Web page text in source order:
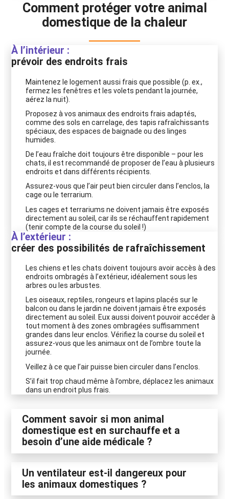
Comment protéger votre animal
domestique de la chaleur
À l’intérieur :
prévoir des endroits frais
Maintenez le logement aussi frais que possible (p. ex.,
fermez les fenêtres et les volets pendant la journée,
aérez la nuit).
Proposez à vos animaux des endroits frais adaptés,
comme des sols en carrelage, des tapis rafraîchissants
spéciaux, des espaces de baignade ou des linges
humides.
De l’eau fraîche doit toujours être disponible – pour les
chats, il est recommandé de proposer de l’eau à plusieurs
endroits et dans différents récipients.
Assurez-vous que l’air peut bien circuler dans l’enclos, la
cage ou le terrarium.
Les cages et terrariums ne doivent jamais être exposés
directement au soleil, car ils se réchauffent rapidement
(tenir compte de la course du soleil !)
À l’extérieur :
créer des possibilités de rafraîchissement
Les chiens et les chats doivent toujours avoir accès à des
endroits ombragés à l’extérieur, idéalement sous les
arbres ou les arbustes.
Les oiseaux, reptiles, rongeurs et lapins placés sur le
balcon ou dans le jardin ne doivent jamais être exposés
directement au soleil. Eux aussi doivent pouvoir accéder à
tout moment à des zones ombragées suffisamment
grandes dans leur enclos. Vérifiez la course du soleil et
assurez-vous que les animaux ont de l’ombre toute la
journée.
Veillez à ce que l’air puisse bien circuler dans l’enclos.
S’il fait trop chaud même à l’ombre, déplacez les animaux
dans un endroit plus frais.
Comment savoir si mon animal
domestique est en surchauffe et a
besoin d’une aide médicale ?
Un ventilateur est-il dangereux pour
les animaux domestiques ?